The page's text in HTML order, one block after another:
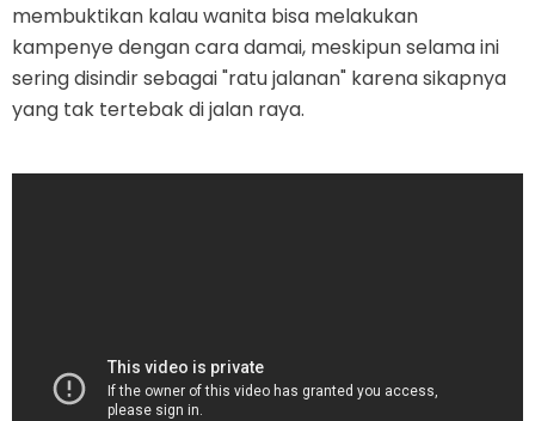
membuktikan kalau wanita bisa melakukan
kampenye dengan cara damai, meskipun selama ini
sering disindir sebagai "ratu jalanan" karena sikapnya
yang tak tertebak di jalan raya.